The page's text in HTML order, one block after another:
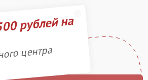
рублей на
центра